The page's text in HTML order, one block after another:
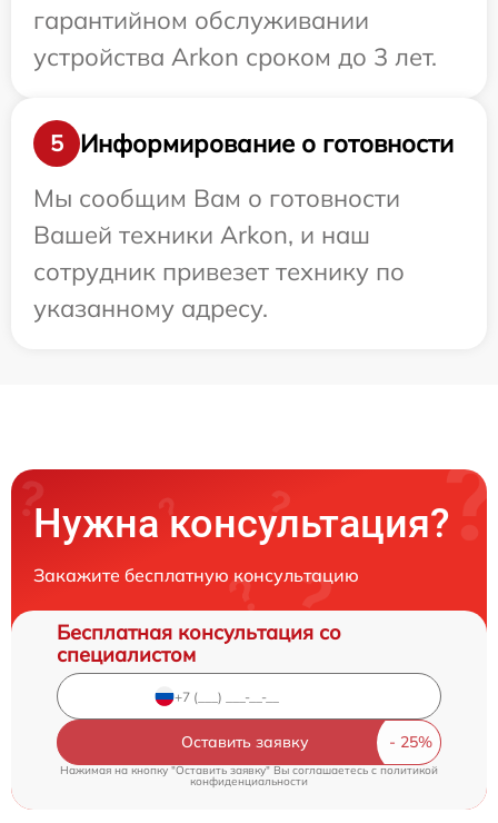
гарантийном обслуживании
устройства Arkon сроком до 3 лет.
5
Информирование о готовности
Мы сообщим Вам о готовности
Вашей техники Arkon, и наш
сотрудник привезет технику по
указанному адресу.
Нужна консультация?
Закажите бесплатную консультацию
Бесплатная консультация со
специалистом
Оставить заявку
Нажимая на кнопку "Оставить заявку" Вы соглашаетесь c политикой
конфиденциальности